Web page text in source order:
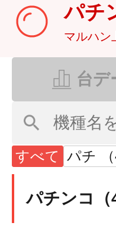
パチ
マルハン
台デ
すべて パチ （
パチンコ（